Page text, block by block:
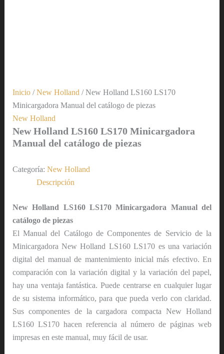
Inicio/New Holland / New Holland LS160 LS170
Minicargadora Manual del catálogo de piezas
New Holland
New Holland LS160 LS170 Minicargadora
Manual del catálogo de piezas
Categoría: New Holland
Descripción
New Holland LS160 LS170 Minicargadora Manual del
catálogo de piezas
El Manual del Catálogo de Componentes de Servicio de la
Minicargadora New Holland LS160 LS170 es una variación
digital del manual de mantenimiento inicial más efectivo. En
comparación con la variación digital y la variación del papel,
hay una ventaja fantástica. Puede centrarse en cualquier lugar
de su sistema informático, para que pueda verlo con claridad.
Sus componentes de la cargadora compacta New Holland
LS160 LS170 hacen referencia al número de páginas web
impresas en este manual, muy fácil de usar.